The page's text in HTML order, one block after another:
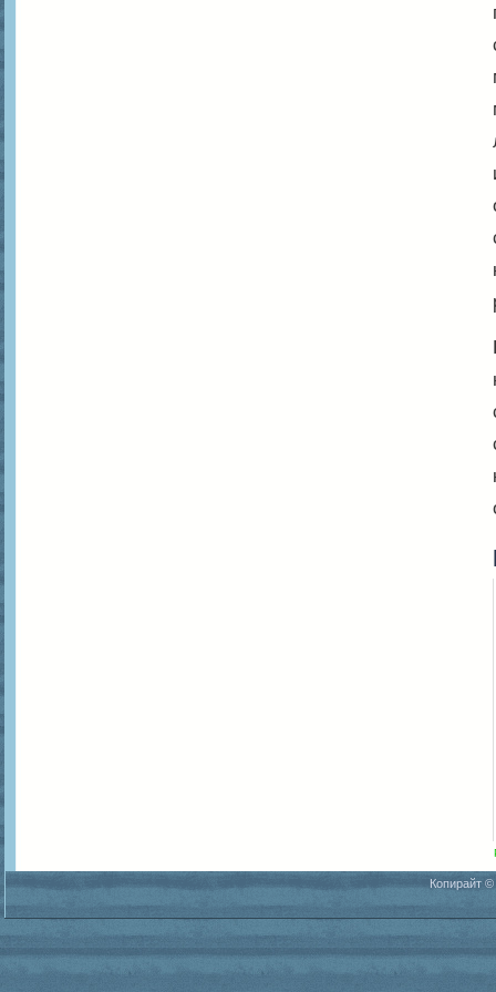
Копирайт